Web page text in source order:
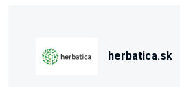
herbatica.sk